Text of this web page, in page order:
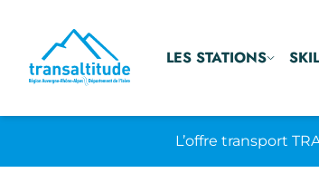
LES STATIONS
L’offre transport